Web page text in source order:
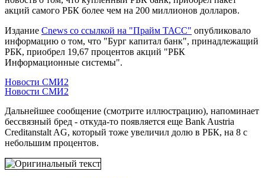
акций самого РБК более чем на 200 миллионов долларов.
Издание Cnews со ссылкой на "Прайм ТАСС" опубликовало
информацию о том, что "Бург капитал банк", принадлежащий
РБК, приобрел 19,67 процентов акций "РБК
Информационные системы".
Новости СМИ2
Новости СМИ2
Дальнейшее сообщение (смотрите иллюстрацию), напоминает
бессвязный бред - откуда-то появляется еще Bank Austria
Creditanstalt AG, который тоже увеличил долю в РБК, на 8 с
небольшим процентов.